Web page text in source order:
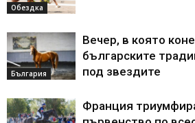
Обездка
България
Вечер, в която
българските
под звездите
Франция